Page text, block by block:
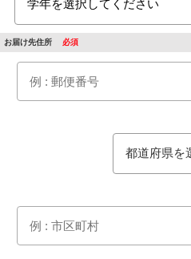
お届け先住所